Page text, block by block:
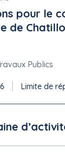
0
000,00 EUR
pour le
de
Publics
Limite de